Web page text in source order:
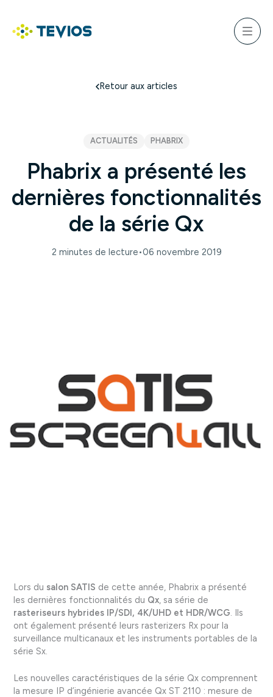
contenu
Menu
Phabrix a présenté les
dernières fonctionnalités
de la série Qx
Retour aux articles
ACTUALITÉS PHABRIX
2 minutes de lecture•06 novembre 2019
Lors du salon SATIS de cette année, Phabrix a présenté
les dernières fonctionnalités du Qx , sa série de
rasteriseurs hybrides IP/SDI, 4K/UHD et HDR/WCG . Ils
ont également présenté leurs rasterizers Rx pour la
surveillance multicanaux et les instruments portables de la
série Sx.
Les nouvelles caractéristiques de la série Qx comprennent
la mesure IP d’ingénierie avancée Qx ST 2110 : mesure de